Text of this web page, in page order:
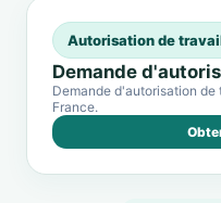
Autorisation de
Demande
Demande d'autorisation
France.